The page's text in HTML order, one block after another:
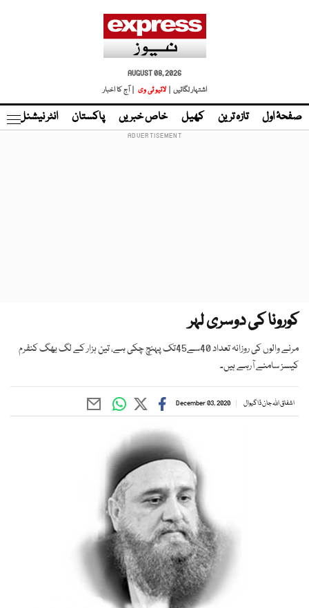
AUGUST 08, 2026
اشتہار لگائیں |
لائیو ٹی وی | آج کا اخبار
صفحۂ اول تازہ ترین کھیل خاص خبریں پاکستان انٹر نیشنل
کورونا کی دوسری لہر
مرنے والوں کی روزانہ تعداد 40سے45تک پہنچ چکی ہے، تین ہزار کے لگ بھگ کنفرم
کیسز سامنے آرہے ہیں۔
اشفاق اللہ جان ڈاگیوال December 03, 2020